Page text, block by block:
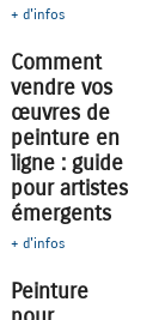
+ d'infos
Comment
vendre vos
œuvres de
peinture en
ligne : guide
pour artistes
émergents
+ d'infos
Peinture